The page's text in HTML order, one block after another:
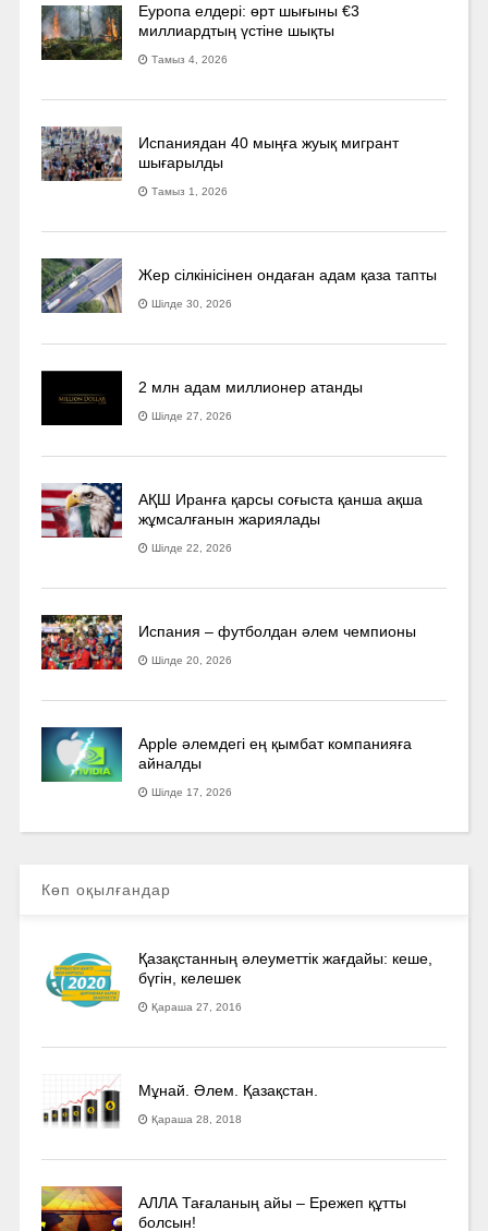
Еуропа елдері: өрт шығыны €3
миллиардтың үстіне шықты
Тамыз 4, 2026
Испаниядан 40 мыңға жуық мигрант
шығарылды
Тамыз 1, 2026
Жер сілкінісінен ондаған адам қаза тапты
Шілде 30, 2026
2 млн адам миллионер атанды
Шілде 27, 2026
АҚШ Иранға қарсы соғыста қанша ақша
жұмсалғанын жариялады
Шілде 22, 2026
Испания – футболдан әлем чемпионы
Шілде 20, 2026
Apple әлемдегі ең қымбат компанияға
айналды
Шілде 17, 2026
Көп оқылғандар
Қазақстанның әлеуметтік жағдайы: кеше,
бүгін, келешек
Қараша 27, 2016
Мұнай. Әлем. Қазақстан.
Қараша 28, 2018
АЛЛА Тағаланың айы – Ережеп құтты
болсын!